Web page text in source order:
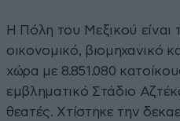
Η Πόλη του Μεξικού είναι
οικονομικό, βιομηχανικό
χώρα με 8.851.080
εμβληματικό Στάδιο
θεατές. Χτίστηκε την